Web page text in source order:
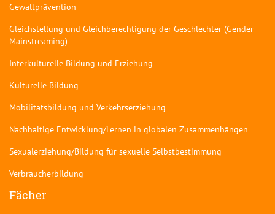
Gewaltprävention
Gleichstellung und Gleichberechtigung der Geschlechter (Gender
Mainstreaming)
Interkulturelle Bildung und Erziehung
Kulturelle Bildung
Mobilitätsbildung und Verkehrserziehung
Nachhaltige Entwicklung/Lernen in globalen Zusammenhängen
Sexualerziehung/Bildung für sexuelle Selbstbestimmung
Verbraucherbildung
Fächer